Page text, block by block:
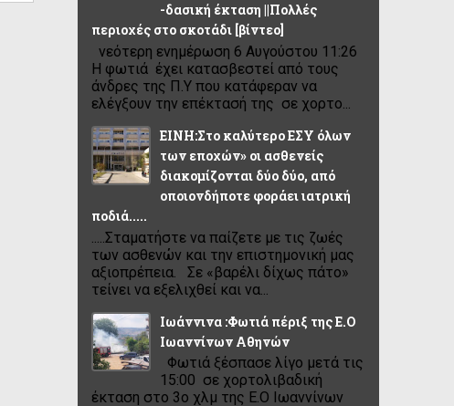
-δασική έκταση ||Πολλές
περιοχές στο σκοτάδι [βίντεο]
νεότερη ενημέρωση 6 Αυγούστου 11:26
Η φωτιά έχει κατασβεστεί από τους
άνδρες της Π.Υ που κατάφεραν να
ελέγξουν την επέκτασή της σε χορτο...
ΕΙΝΗ:Στο καλύτερο ΕΣΥ όλων
των εποχών» οι ασθενείς
διακομίζονται δύο δύο, από
οποιονδήποτε φοράει ιατρική
ποδιά.....
.....Σταματήστε να παίζετε με τις ζωές
των ασθενών και την επιστημονική μας
αξιοπρέπεια. Σε «βαρέλι δίχως πάτο»
τείνει να εξελιχθεί και να...
Ιωάννινα :Φωτιά πέριξ της Ε.Ο
Ιωαννίνων Αθηνών
Φωτιά ξέσπασε λίγο μετά τις
15:00 σε χορτολιβαδική
έκταση στο 3ο χλμ της Ε.Ο Ιωαννίνων